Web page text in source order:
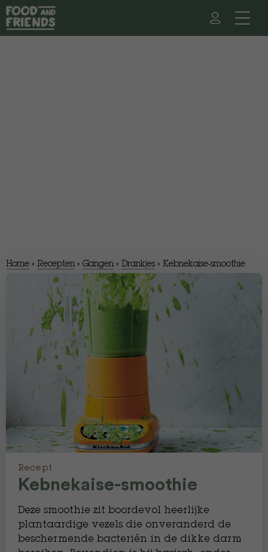
Home » Recepten » Gangen » Drankjes » Kebnekaise-smoothie
Recept
Kebnekaise-smoothie
Deze smoothie zit boordevol heerlijke
plantaardige vezels die onveranderd de
beschermende bacteriën in de dikke darm